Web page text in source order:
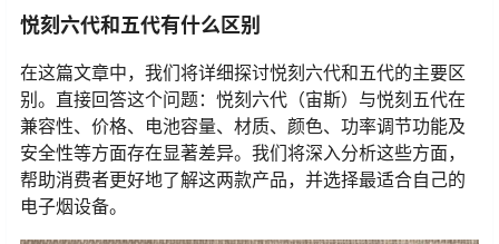
悦刻六代和五代有什么区别
在这篇文章中，我们将详细探讨悦刻六代和五代的主要区
别。直接回答这个问题：悦刻六代（宙斯）与悦刻五代在
兼容性、价格、电池容量、材质、颜色、功率调节功能及
安全性等方面存在显著差异。我们将深入分析这些方面，
帮助消费者更好地了解这两款产品，并选择最适合自己的
电子烟设备。